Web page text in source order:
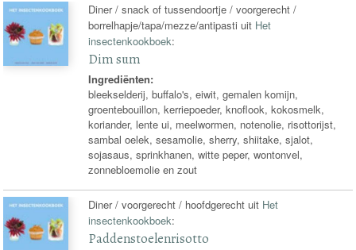
Diner / snack of tussendoortje / voorgerecht /
borrelhapje/tapa/mezze/antipasti uit Het
insectenkookboek:
Dim sum
Ingrediënten:
bleekselderij, buffalo's, eiwit, gemalen komijn,
groentebouillon, kerriepoeder, knoflook, kokosmelk,
koriander, lente ui, meelwormen, notenolie, risottorijst,
sambal oelek, sesamolie, sherry, shiitake, sjalot,
sojasaus, sprinkhanen, witte peper, wontonvel,
zonnebloemolie en zout
Diner / voorgerecht / hoofdgerecht uit Het
insectenkookboek:
Paddenstoelenrisotto